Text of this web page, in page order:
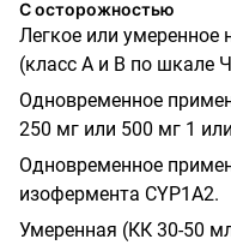
С осторожностью
Легкое или умеренное
(класс А и В по шкале
Одновременное
250 мг или 500 мг 1
Одновременное
изофермента CYP1А2.
Умеренная (КК 30-50